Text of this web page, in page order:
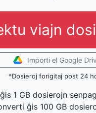
viajn
Importi el Google
*Dosieroj forigitaj post 24
1 GB dosierojn
ĝis 100 GB